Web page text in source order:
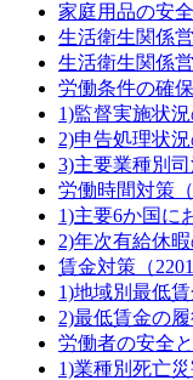
家庭用品の安全
生活衛生関係営
生活衛生関係
労働条件の確
1)監督実施状況
2)申告処理状況
3)主要業種別司
労働時間対策（
1)主要6か国に
2)年次有給休暇
賃金対策（
1)地域別最低賃
2)最低賃金の
労働者の安全
1)業種別死亡